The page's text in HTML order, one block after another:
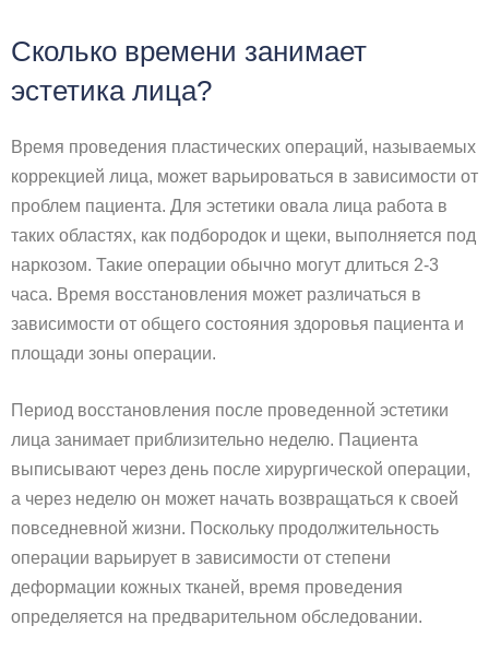
Сколько времени занимает
эстетика лица?
Время проведения пластических операций, называемых
коррекцией лица, может варьироваться в зависимости от
проблем пациента. Для эстетики овала лица работа в
таких областях, как подбородок и щеки, выполняется под
наркозом. Такие операции обычно могут длиться 2-3
часа. Время восстановления может различаться в
зависимости от общего состояния здоровья пациента и
площади зоны операции.
Период восстановления после проведенной эстетики
лица занимает приблизительно неделю. Пациента
выписывают через день после хирургической операции,
а через неделю он может начать возвращаться к своей
повседневной жизни. Поскольку продолжительность
операции варьирует в зависимости от степени
деформации кожных тканей, время проведения
определяется на предварительном обследовании.